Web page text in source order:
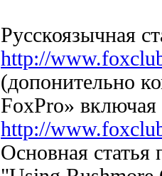
Русскоязычная
http://
(допонительно
FoxPro»
http://
Основная